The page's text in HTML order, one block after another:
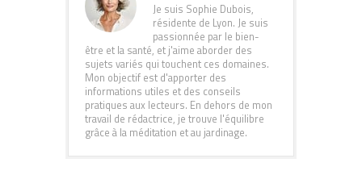
Je suis Sophie Dubois,
résidente de Lyon. Je suis
passionnée par le bien-
être et la santé, et j'aime aborder des
sujets variés qui touchent ces domaines.
Mon objectif est d'apporter des
informations utiles et des conseils
pratiques aux lecteurs. En dehors de mon
travail de rédactrice, je trouve l'équilibre
grâce à la méditation et au jardinage.